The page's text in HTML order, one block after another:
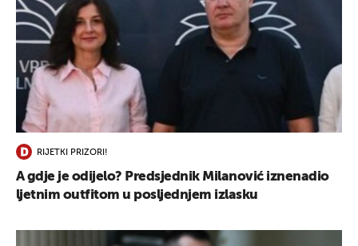
RIJETKI PRIZORI!
A gdje je odijelo? Predsjednik Milanović iznenadio
ljetnim outfitom u posljednjem izlasku